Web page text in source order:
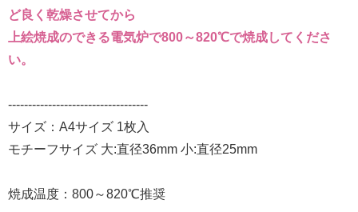
ど良く乾燥させてから
上絵焼成のできる電気炉で800～820℃で焼成してくださ
い。
-----------------------------------
サイズ：A4サイズ 1枚入
モチーフサイズ 大:直径36mm 小:直径25mm
焼成温度：800～820℃推奨